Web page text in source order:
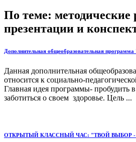
По теме: методические
презентации и
Дополнительная общеобразовательная
Данная дополнительная
относится к социально-
Главная идея программы- пробудить
заботиться о своем здоровье. Цель ...
ОТКРЫТЫЙ КЛАССНЫЙ ЧАС: "ТВОЙ ВЫБОР